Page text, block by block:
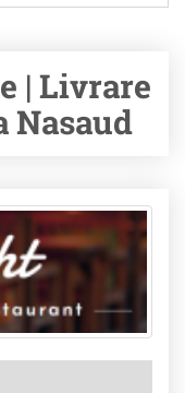
| Livrare
Nasaud